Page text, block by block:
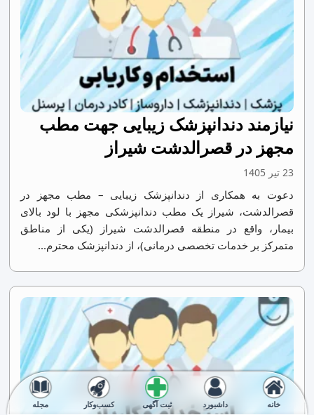
نیازمند دندانپزشک زیبایی جهت مطب
مجهز در قصرالدشت‌ شیراز
23 تیر 1405
دعوت به همکاری از دندانپزشک زیبایی – مطب مجهز در
قصرالدشت، شیراز یک مطب دندانپزشکی مجهز با لود بالای
بیمار، واقع در منطقه قصرالدشت شیراز (یکی از مناطق
متمرکز بر خدمات تخصصی درمانی)، از دندانپزشک محترم...
خانه داشبورد ثبت آگهی کسب‌وکار مجله